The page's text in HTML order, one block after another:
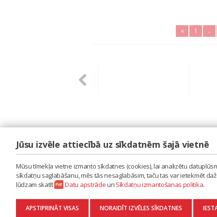
« 1 ..
LAIPA
ES RADU MŪZIKU
AKTUALITĀTES
KONTAKTI
SĪKDATŅU IZMANTOŠANAS POLITIKA
DATU APSTRĀDE
Jūsu izvēle attiecībā uz sīkdatnēm šajā vietnē
Mūsu tīmekļa vietne izmanto sīkdatnes (cookies), lai analizētu
sīkdatņu saglabāšanu, mēs tās nesaglabāsim, taču tas var ietekmēt
lūdzam skatīt
Datu apstrādeun Sīkdatņu izmantošanas politika.
APSTIPRINĀT VISAS NORAIDĪT IZVĒLES SĪKDATNES